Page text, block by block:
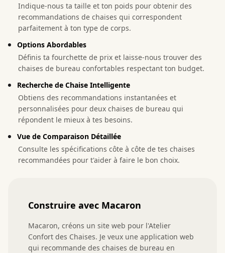
Indique-nous ta taille et ton poids pour obtenir des
recommandations de chaises qui correspondent
parfaitement à ton type de corps.
Options Abordables
Définis ta fourchette de prix et laisse-nous trouver des
chaises de bureau confortables respectant ton budget.
Recherche de Chaise Intelligente
Obtiens des recommandations instantanées et
personnalisées pour deux chaises de bureau qui
répondent le mieux à tes besoins.
Vue de Comparaison Détaillée
Consulte les spécifications côte à côte de tes chaises
recommandées pour t'aider à faire le bon choix.
Construire avec Macaron
Macaron, créons un site web pour l'Atelier
Confort des Chaises. Je veux une application web
qui recommande des chaises de bureau en